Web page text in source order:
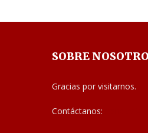
SOBRE
Gracias por visitarnos.
Contáctanos: